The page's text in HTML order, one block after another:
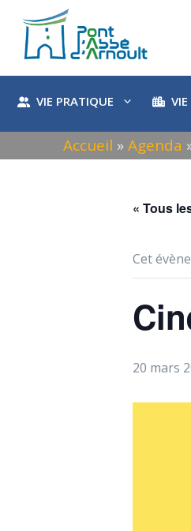
contenu
VIE PRATIQUE
Accueil »Agenda
« Tous
Cet
20 mars